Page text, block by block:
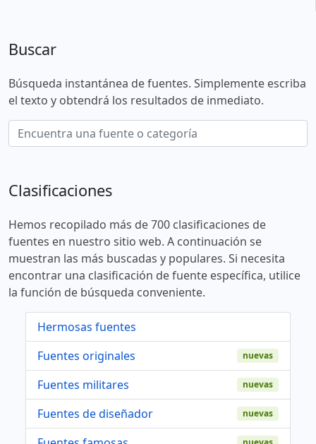
Buscar
Búsqueda instantánea de fuentes. Simplemente escriba
el texto y obtendrá los resultados de inmediato.
Clasificaciones
Hemos recopilado más de 700 clasificaciones de
fuentes en nuestro sitio web. A continuación se
muestran las más buscadas y populares. Si necesita
encontrar una clasificación de fuente específica, utilice
la función de búsqueda conveniente.
Hermosas fuentes
Fuentes originales
nuevas
Fuentes militares nuevas
Fuentes de diseñador nuevas